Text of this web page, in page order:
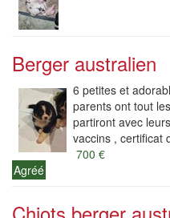
Berger australien
6 petites et
parents ont tout
partiront avec
vaccins , certificat
700 €
Agréé